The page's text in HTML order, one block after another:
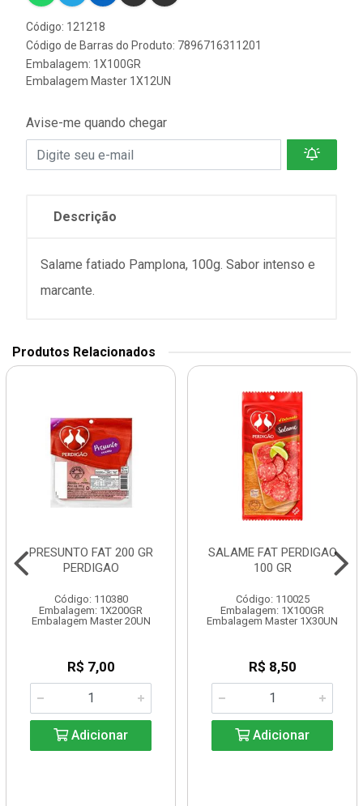
Código: 121218
Código de Barras do Produto: 7896716311201
Embalagem: 1X100GR
Embalagem Master 1X12UN
Avise-me quando chegar
Descrição
Salame fatiado Pamplona, 100g. Sabor intenso e
marcante.
Produtos Relacionados
PRESUNTO FAT 200 GR
PERDIGAO
Código: 110380
Embalagem: 1X200GR
Embalagem Master 20UN
R$ 7,00
Adicionar
SALAME FAT PERDIGAO
100 GR
Código: 110025
Embalagem: 1X100GR
Embalagem Master 1X30UN
R$ 8,50
Adicionar